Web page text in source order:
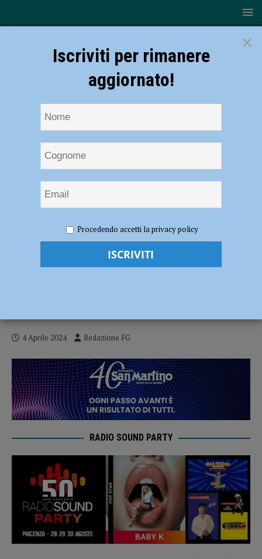
senza motivo un passante, pochi giorni dopo follie in monopattino:
minorenne “diffidato” dal centro storico
Aggredisce senza motivo un passante,
4 Aprile 2024 Redazione FG
RADIO SOUND PARTY
×
Iscriviti per rimanere
aggiornato!
Procedendo accetti la privacy policy